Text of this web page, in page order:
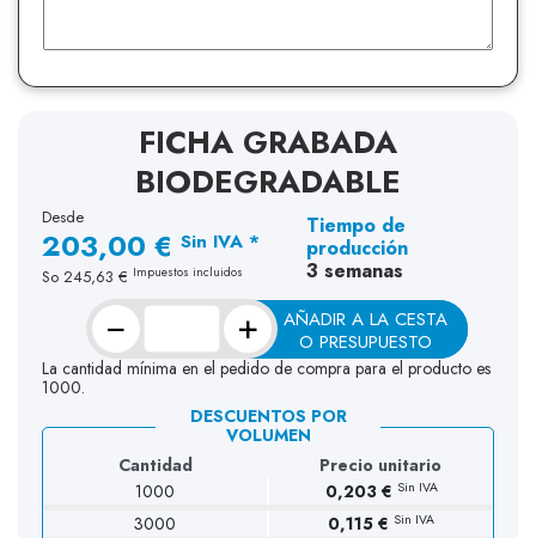
FICHA GRABADA
BIODEGRADABLE
Desde
203,00 € Sin IVA *
So 245,63 € Impuestos incluidos
Tiempo de
producción
3 semanas
− +
AÑADIR A LA CESTA
O PRESUPUESTO
La cantidad mínima en el pedido de compra para el producto es
1000.
DESCUENTOS POR
VOLUMEN
Cantidad
Precio unitario
1000
0,203 € Sin IVA
3000 0,115 € Sin IVA